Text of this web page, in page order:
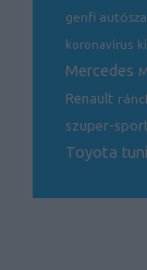
genfi
koronavírus
Mercedes
Renault
szuper-
Toyota